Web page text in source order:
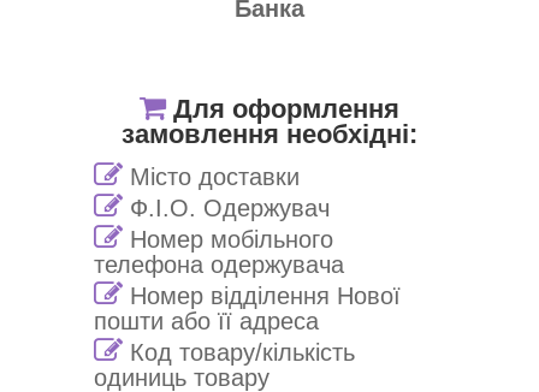
Банка
Для оформлення
замовлення необхідні:
Місто доставки
Ф.І.О. Одержувач
Номер мобільного
телефона одержувача
Номер відділення Нової
пошти або її адреса
Код товару/кількість
одиниць товару